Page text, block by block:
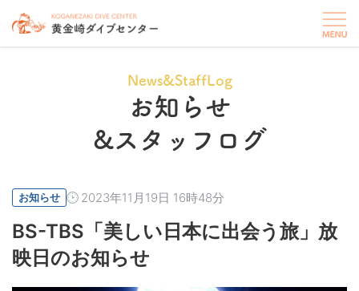
News&StaffLog
お知らせ
&スタッフログ
お知らせ 2023年11月19日 16時48分
BS-TBS「美しい日本に出会う旅」放
映日のお知らせ